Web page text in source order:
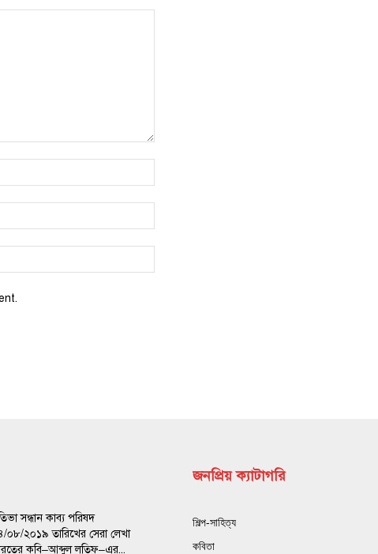
সন্ধান কাব্য পরিষদ
০৮/২০১৯ তারিখের সেরা লেখা
কবি–আব্দুল লতিফ–এর...
জনপ্রিয় ক্যাটাগরি
শিল্প-সাহিত্য
কবিতা